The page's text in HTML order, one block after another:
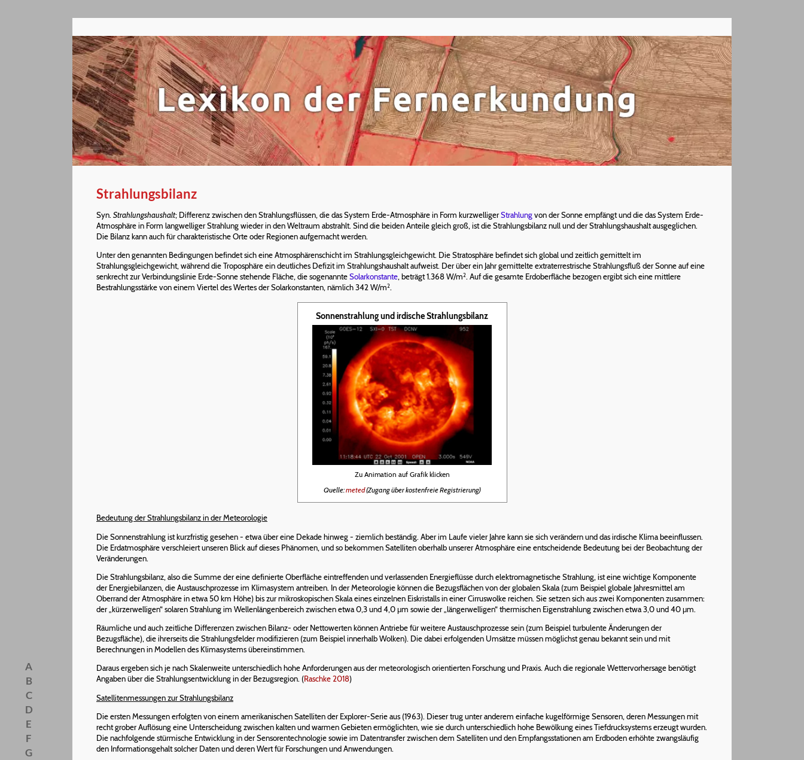
A
B
C
D
E
F
G
Strahlungsbilanz
Syn. Strahlungshaushalt; Differenz zwischen den Strahlungsflüssen, die das System Erde-Atmosphäre in Form kurzwelligerStrahlungvon der Sonne empfängt und die das System Erde-
Atmosphäre in Form langwelliger Strahlung wieder in den Weltraum abstrahlt. Sind die beiden Anteile gleich groß, ist die Strahlungsbilanz null und der Strahlungshaushalt ausgeglichen.
Die Bilanz kann auch für charakteristische Orte oder Regionen aufgemacht werden.
Unter den genannten Bedingungen befindet sich eine Atmosphärenschicht im Strahlungsgleichgewicht. Die Stratosphäre befindet sich global und zeitlich gemittelt im
Strahlungsgleichgewicht, während die Troposphäre ein deutliches Defizit im Strahlungshaushalt aufweist. Der über ein Jahr gemittelte extraterrestrische Strahlungsfluß der Sonne auf eine
senkrecht zur Verbindungslinie Erde-Sonne stehende Fläche, die sogenannteSolarkonstante, beträgt 1.368 W/m2. Auf die gesamte Erdoberfläche bezogen ergibt sich eine mittlere
Bestrahlungsstärke von einem Viertel des Wertes der Solarkonstanten, nämlich 342 W/m2.
Sonnenstrahlung und irdische Strahlungsbilanz
Zu Animation auf Grafik klicken
Quelle:meted(Zugang über kostenfreie Registrierung)
Bedeutung der Strahlungsbilanz in der Meteorologie
Die Sonnenstrahlung ist kurzfristig gesehen - etwa über eine Dekade hinweg - ziemlich beständig. Aber im Laufe vieler Jahre kann sie sich verändern und das irdische Klima beeinflussen.
Die Erdatmosphäre verschleiert unseren Blick auf dieses Phänomen, und so bekommen Satelliten oberhalb unserer Atmosphäre eine entscheidende Bedeutung bei der Beobachtung der
Veränderungen.
Die Strahlungsbilanz, also die Summe der eine definierte Oberfläche eintreffenden und verlassenden Energieflüsse durch elektromagnetische Strahlung, ist eine wichtige Komponente
der Energiebilanzen, die Austauschprozesse im Klimasystem antreiben. In der Meteorologie können die Bezugsflächen von der globalen Skala (zum Beispiel globale Jahresmittel am
Oberrand der Atmosphäre in etwa 50 km Höhe) bis zur mikroskopischen Skala eines einzelnen Eiskristalls in einer Cirruswolke reichen. Sie setzen sich aus zwei Komponenten zusammen:
der „kürzerwelligen“ solaren Strahlung im Wellenlängenbereich zwischen etwa 0,3 und 4,0 μm sowie der „längerwelligen“ thermischen Eigenstrahlung zwischen etwa 3,0 und 40 μm.
Räumliche und auch zeitliche Differenzen zwischen Bilanz- oder Nettowerten können Antriebe für weitere Austauschprozesse sein (zum Beispiel turbulente Änderungen der
Bezugsfläche), die ihrerseits die Strahlungsfelder modifizieren (zum Beispiel innerhalb Wolken). Die dabei erfolgenden Umsätze müssen möglichst genau bekannt sein und mit
Berechnungen in Modellen des Klimasystems übereinstimmen.
Daraus ergeben sich je nach Skalenweite unterschiedlich hohe Anforderungen aus der meteorologisch orientierten Forschung und Praxis. Auch die regionale Wettervorhersage benötigt
Angaben über die Strahlungsentwicklung in der Bezugsregion. (Raschke 2018)
Satellitenmessungen zur Strahlungsbilanz
Die ersten Messungen erfolgten von einem amerikanischen Satelliten der Explorer-Serie aus (1963). Dieser trug unter anderem einfache kugelförmige Sensoren, deren Messungen mit
recht grober Auflösung eine Unterscheidung zwischen kalten und warmen Gebieten ermöglichten, wie sie durch unterschiedlich hohe Bewölkung eines Tiefdrucksystems erzeugt wurden.
Die nachfolgende stürmische Entwicklung in der Sensorentechnologie sowie im Datentransfer zwischen dem Satelliten und den Empfangsstationen am Erdboden erhöhte zwangsläufig
den Informationsgehalt solcher Daten und deren Wert für Forschungen und Anwendungen.